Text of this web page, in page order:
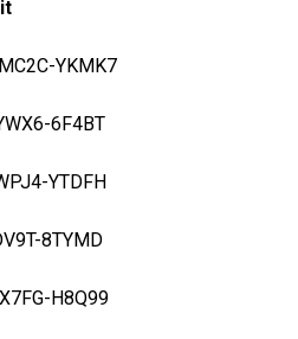
YKMK7
6F4BT
YTDFH
8TYMD
H8Q99